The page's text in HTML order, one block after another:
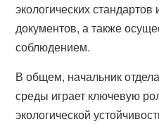
экологических
документов, а также
соблюдением.
В общем, начальник
среды играет ключевую
экологической